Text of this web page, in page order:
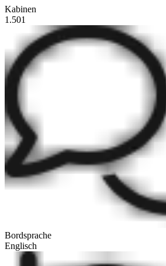
Kabinen
1.501
Bordsprache
Englisch